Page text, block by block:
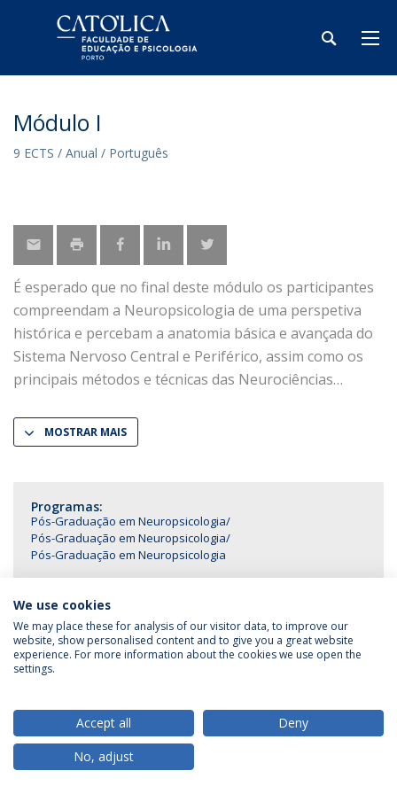
Módulo I
9 ECTS / Anual / Português
É esperado que no final deste módulo os participantes
compreendam a Neuropsicologia de uma perspetiva
histórica e percebam a anatomia básica e avançada do
Sistema Nervoso Central e Periférico, assim como os
principais métodos e técnicas das Neurociências
MOSTRAR MAIS
Programas:
Pós-Graduação em Neuropsicologia
Pós-Graduação em Neuropsicologia
Pós-Graduação em Neuropsicologia
Política de Privacidade
Termos & Condições
Direitos do Titular dos Dados
© 2026 Universidade Católica Portuguesa
We use cookies
We may place these for analysis of our visitor data, to improve our
website, show personalised content and to give you a great website
experience. For more information about the cookies we use open the
settings.
Accept all
Deny
No, adjust